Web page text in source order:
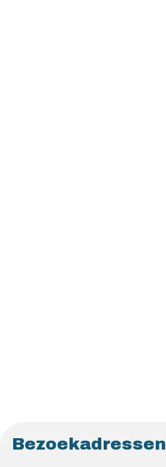
Bezoekadressen